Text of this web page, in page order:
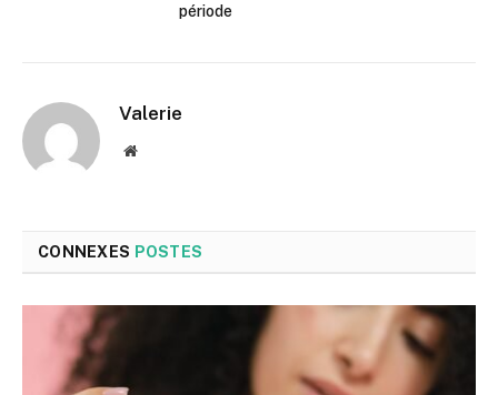
période
Valerie
Site
CONNEXES POSTES